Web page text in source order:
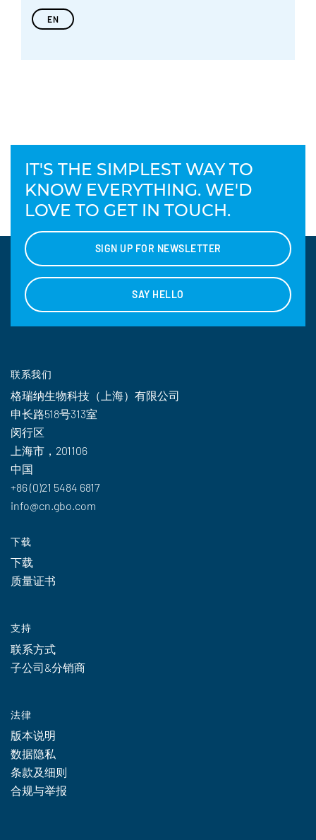
EN
IT'S THE SIMPLEST WAY TO
KNOW EVERYTHING. WE'D
LOVE TO GET IN TOUCH.
SIGN UP FOR NEWSLETTER
SAY HELLO
联系我们
格瑞纳生物科技（上海）有限公司
申长路518号313室
闵行区
上海市，201106
中国
+86 (0)21 5484 6817
info@cn.gbo.com
下载
下载
质量证书
支持
联系方式
子公司&分销商
法律
版本说明
数据隐私
条款及细则
合规与举报